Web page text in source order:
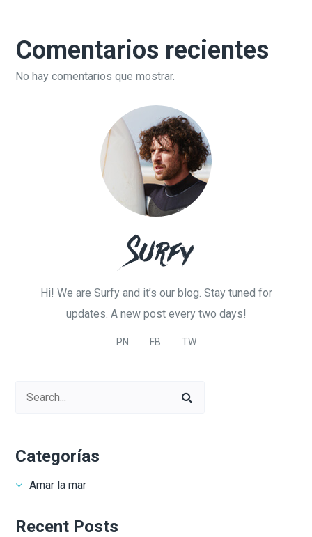
Comentarios recientes
No hay comentarios que mostrar.
Hi! We are Surfy and it’s our blog. Stay tuned for
updates. A new post every two days!
PN FB TW
Categorías
Amar la mar
Recent Posts